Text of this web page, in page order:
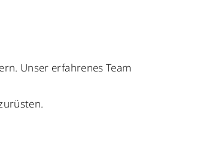
Unser erfahrenes Team